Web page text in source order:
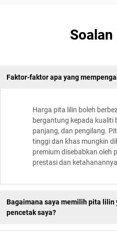
Soalan
Faktor-faktor apa yang
Harga pita lilin boleh
bergantung kepada kualiti
panjang, dan pengilang.
tinggi dan khas mungkin
premium disebabkan oleh
prestasi dan ketahanannya
Bagaimana saya memilih pita lilin
pencetak saya?